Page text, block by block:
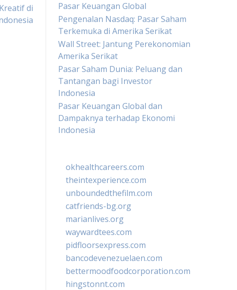
di
Pasar Keuangan Global
Pengenalan Nasdaq: Pasar Saham
Terkemuka di Amerika Serikat
Wall Street: Jantung Perekonomian
Amerika Serikat
Pasar Saham Dunia: Peluang dan
Tantangan bagi Investor
Indonesia
Pasar Keuangan Global dan
Dampaknya terhadap Ekonomi
Indonesia
okhealthcareers.com
theintexperience.com
unboundedthefilm.com
catfriends-bg.org
marianlives.org
waywardtees.com
pidfloorsexpress.com
bancodevenezuelaen.com
bettermoodfoodcorporation.com
hingstonnt.com